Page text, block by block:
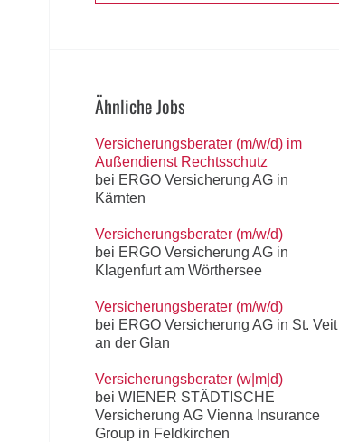
Ähnliche Jobs
Versicherungsberater (m/w/d) im
Außendienst Rechtsschutz
bei ERGO Versicherung AG in
Kärnten
Versicherungsberater (m/w/d)
bei ERGO Versicherung AG in
Klagenfurt am Wörthersee
Versicherungsberater (m/w/d)
bei ERGO Versicherung AG in St. Veit
an der Glan
Versicherungsberater (w|m|d)
bei WIENER STÄDTISCHE
Versicherung AG Vienna Insurance
Group in Feldkirchen